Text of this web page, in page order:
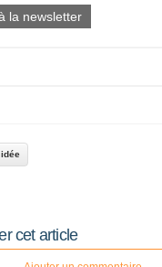
la newsletter
cet article